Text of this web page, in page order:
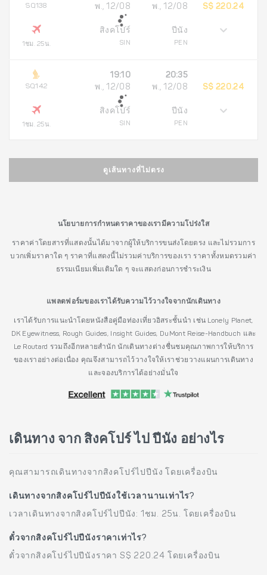
SQ138
1ชม. 25น.
พ., 12/08
สิงคโปร์
SIN
พ., 12/08
ปีนัง
PEN
S$ 220.24
SQ142
1ชม. 25น.
19:10
พ., 12/08
สิงคโปร์
SIN
20:35
พ., 12/08
ปีนัง
PEN
S$ 220.24
ดูเส้นทางที่ไม่ตรง
นโยบายการกำหนดราคาของเรามีความโปร่งใส
ราคาค่าโดยสารที่แสดงนั้นได้มาจากผู้ให้บริการขนส่งโดยตรง และไม่รวมการ
บวกเพิ่มราคาใด ๆ ราคาที่แสดงนี้ไม่รวมค่าบริการของเรา ราคาทั้งหมดรวมค่า
ธรรมเนียมเพิ่มเติมใด ๆ จะแสดงก่อนการชำระเงิน
แพลตฟอร์มของเราได้รับความไว้วางใจจากนักเดินทาง
เราได้รับการแนะนำโดยหนังสือคู่มือท่องเที่ยวอิสระชั้นนำ เช่น Lonely Planet,
DK Eyewitness, Rough Guides, Insight Guides, DuMont Reise-Handbuch และ
Le Routard รวมถึงอีกหลายสำนัก นักเดินทางต่างชื่นชมคุณภาพการให้บริการ
ของเราอย่างต่อเนื่อง คุณจึงสามารถไว้วางใจให้เราช่วยวางแผนการเดินทาง
และจองบริการได้อย่างมั่นใจ
เดินทาง จาก สิงคโปร์ ไป ปีนัง อย่างไร
คุณสามารถเดินทางจากสิงคโปร์ไปปีนัง โดยเครื่องบิน
เดินทางจากสิงคโปร์ไปปีนังใช้เวลานานเท่าไร?
เวลาเดินทางจากสิงคโปร์ไปปีนัง: 1ชม. 25น. โดยเครื่องบิน
ตั๋วจากสิงคโปร์ไปปีนังราคาเท่าไร?
ตั๋วจากสิงคโปร์ไปปีนังราคา S$ 220.24 โดยเครื่องบิน